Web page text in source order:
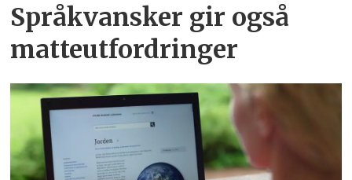
Språkvansker gir også
matteutfordringer